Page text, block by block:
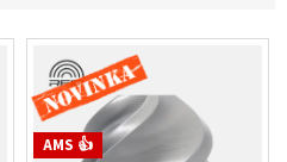
Novinka
AMS 👍